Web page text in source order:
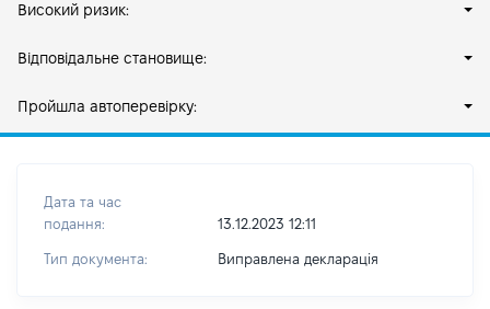
Високий ризик:
Відповідальне становище:
Пройшла автоперевірку:
Дата та час
подання:
13.12.2023 12:11
Тип документа: Виправлена декларація